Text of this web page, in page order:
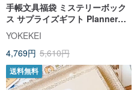
手帳文具福袋 ミステリーボック
ス サプライズギフト Planner
Mystery Box
YOKEKEI
4,769円 5,610円
送料無料